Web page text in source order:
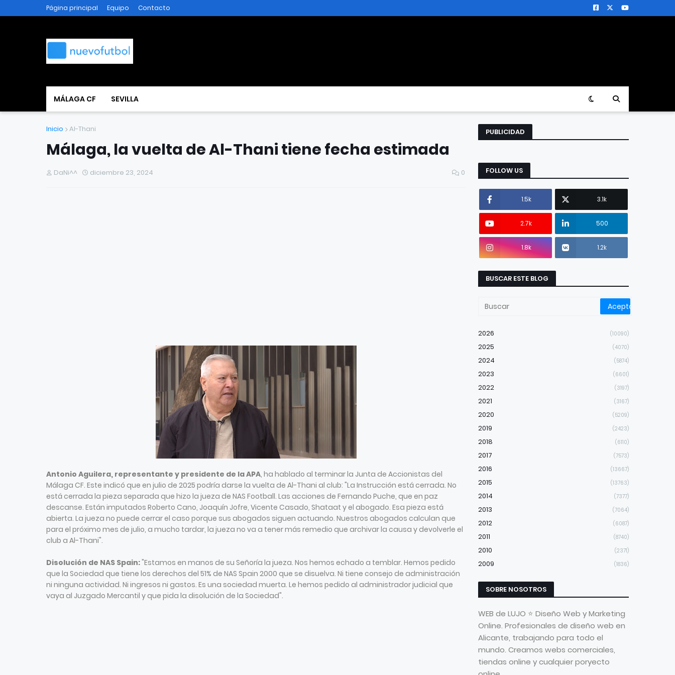
Página principal Equipo Contacto
MÁLAGA CF SEVILLA
Inicio Al-Thani
Málaga, la vuelta de Al-Thani tiene fecha estimada
DaNi^^ diciembre 23, 2024 0
Antonio Aguilera, representante y presidente de la APA, ha hablado al terminar la Junta de Accionistas del
Málaga CF. Este indicó que en julio de 2025 podría darse la vuelta de Al-Thani al club: "La Instrucción está cerrada. No
está cerrada la pieza separada que hizo la jueza de NAS Football. Las acciones de Fernando Puche, que en paz
descanse. Están imputados Roberto Cano, Joaquín Jofre, Vicente Casado, Shataat y el abogado. Esa pieza está
abierta. La jueza no puede cerrar el caso porque sus abogados siguen actuando. Nuestros abogados calculan que
para el próximo mes de julio, a mucho tardar, la jueza no va a tener más remedio que archivar la causa y devolverle el
club a Al-Thani".
Disolución de NAS Spain:"Estamos en manos de su Señoría la jueza. Nos hemos echado a temblar. Hemos pedido
que la Sociedad que tiene los derechos del 51% de NAS Spain 2000 que se disuelva. Ni tiene consejo de administración
ni ninguna actividad. Ni ingresos ni gastos. Es una sociedad muerta. Le hemos pedido al administrador judicial que
vaya al Juzgado Mercantil y que pida la disolución de la Sociedad".
PUBLICIDAD
FOLLOW US
1.5k 3.1k
2.7k 500
1.8k 1.2k
BUSCAR ESTE BLOG
2026 (10090)
2025 (4070)
2024 (5874)
2023 (6601)
2022 (3197)
2021 (3167)
2020 (5209)
2019 (2423)
2018 (6110)
2017 (7573)
2016 (13667)
2015 (13763)
2014 (7377)
2013 (7064)
2012 (6087)
2011 (8740)
2010 (2371)
2009 (1836)
SOBRE NOSOTROS
WEB de LUJO ⭐ Diseño Web y Marketing
Online. Profesionales de diseño web en
Alicante, trabajando para todo el
mundo. Creamos webs comerciales,
tiendas online y cualquier poryecto